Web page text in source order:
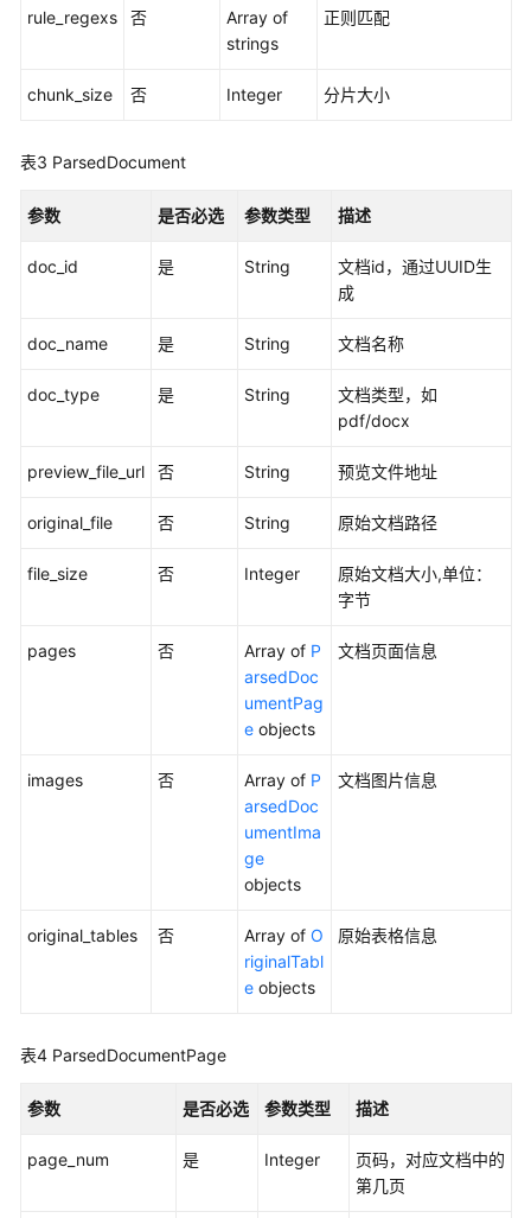
历
API
据
索
rule_regexs 否
Array of
strings
正则匹配
chunk_size 否 Integer 分片大小
表3 ParsedDocument
参数 是否必选 参数类型 描述
doc_id 是 String
文档id，通过UUID生
成
doc_name 是 String 文档名称
doc_type 是 String
文档类型，如
pdf/docx
preview_file_url 否 String 预览文件地址
original_file 否 String 原始文档路径
file_size 否 Integer
原始文档大小,单位：
字节
pages 否 Array of P
arsedDoc
umentPag
e objects
文档页面信息
images 否 Array of P
arsedDoc
umentIma
ge
objects
文档图片信息
original_tables 否 Array of O
riginalTabl
e objects
原始表格信息
表4 ParsedDocumentPage
参数 是否必选 参数类型 描述
page_num 是 Integer
页码，对应文档中的
第几页